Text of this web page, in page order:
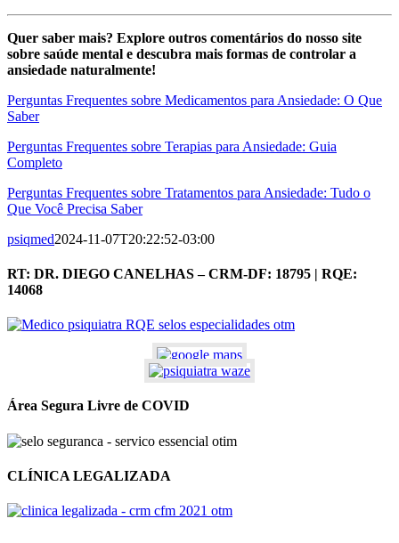
Quer saber mais? Explore outros comentários do nosso site
sobre saúde mental e descubra mais formas de controlar a
ansiedade naturalmente!
Perguntas Frequentes sobre Medicamentos para Ansiedade: O Que
Saber
Perguntas Frequentes sobre Terapias para Ansiedade: Guia
Completo
Perguntas Frequentes sobre Tratamentos para Ansiedade: Tudo o
Que Você Precisa Saber
psiqmed2024-11-07T20:22:52-03:00
RT: DR. DIEGO CANELHAS – CRM-DF: 18795 | RQE:
14068
Área Segura Livre de COVID
CLÍNICA LEGALIZADA